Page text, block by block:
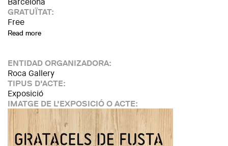
GRATUÏTAT:
Free
Read more
ENTIDAD ORGANIZADORA:
Roca Gallery
TIPUS D'ACTE:
Exposició
IMATGE DE L'EXPOSICIÓ O ACTE: